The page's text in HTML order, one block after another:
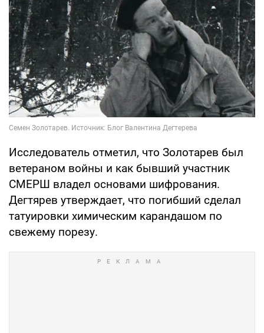
Исследователь отметил, что Золотарев был
ветераном войны и как бывший участник
СМЕРШ владел основами шифрования.
Дегтярев утверждает, что погибший сделал
татуировки химическим карандашом по
свежему порезу.